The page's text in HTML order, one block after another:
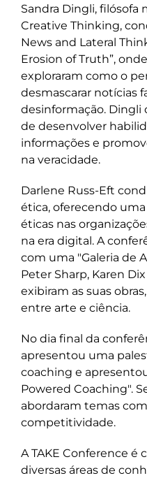
Sandra Dingli, filósofa
Creative Thinking,
News and Lateral
Erosion of Truth”,
exploraram como o
desmascarar notícias
desinformação. Dingli
de desenvolver
informações e
na veracidade.
Darlene Russ-Eft
ética, oferecendo
éticas nas
na era digital. A
com uma "Galeria de
Peter Sharp, Karen
exibiram as suas
entre arte e ciência.
No dia final da
apresentou uma
coaching e
Powered Coaching".
abordaram temas
competitividade.
A TAKE Conference é
diversas áreas de